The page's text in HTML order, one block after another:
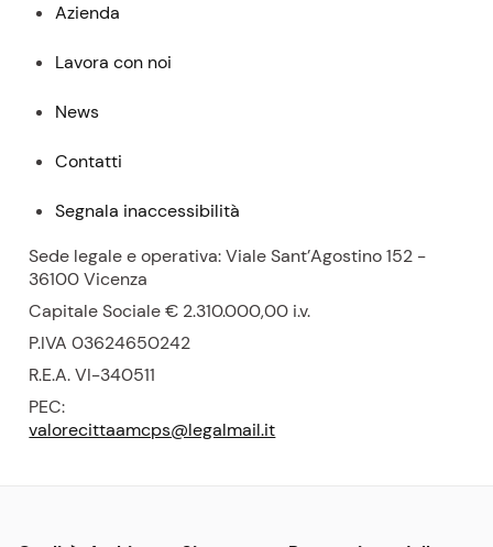
Azienda
Lavora con noi
News
Contatti
Segnala inaccessibilità
Sede legale e operativa: Viale Sant’Agostino 152 -
36100 Vicenza
Capitale Sociale € 2.310.000,00 i.v.
P.IVA 03624650242
R.E.A.VI-340511
PEC:
valorecittaamcps@legalmail.it